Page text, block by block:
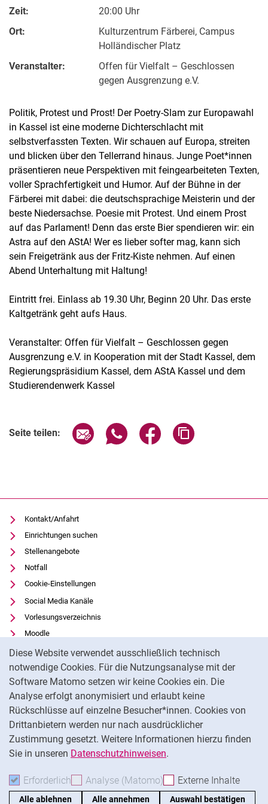
Diese Website verwendet ausschließlich technisch
notwendige Cookies. Für die Nutzungsanalyse mit der
Software Matomo setzen wir keine Cookies ein. Die
Analyse erfolgt anonymisiert und erlaubt keine
Rückschlüsse auf einzelne Besucher*innen. Cookies von
Drittanbietern werden nur nach ausdrücklicher
Zustimmung gesetzt. Weitere Informationen hierzu finden
Sie in unseren Datenschutzhinweisen.
Erforderlich Erforderliche Cookies akzeptieren
Analyse (Matomo) Analyse-Cookies
Externe Inhalte
Alle ablehnen Alle annehmen Auswahl bestätigen
Zeit:
20:00 Uhr
Ort:
Kulturzentrum Färberei, Campus
Holländischer Platz
Veranstalter:
Offen für Vielfalt – Geschlossen
gegen Ausgrenzung e.V.
Politik, Protest und Prost! Der Poetry-Slam zur Europawahl
in Kassel ist eine moderne Dichterschlacht mit
selbstverfassten Texten. Wir schauen auf Europa, streiten
und blicken über den Tellerrand hinaus. Junge Poet*innen
präsentieren neue Perspektiven mit feingearbeiteten Texten,
voller Sprachfertigkeit und Humor. Auf der Bühne in der
Färberei mit dabei: die deutschsprachige Meisterin und der
beste Niedersachse. Poesie mit Protest. Und einem Prost
auf das Parlament! Denn das erste Bier spendieren wir: ein
Astra auf den AStA! Wer es lieber softer mag, kann sich
sein Freigetränk aus der Fritz-Kiste nehmen. Auf einen
Abend Unterhaltung mit Haltung!
Eintritt frei. Einlass ab 19.30 Uhr, Beginn 20 Uhr. Das erste
Kaltgetränk geht aufs Haus.
Veranstalter: Offen für Vielfalt – Geschlossen gegen
Ausgrenzung e.V. in Kooperation mit der Stadt Kassel, dem
Regierungspräsidium Kassel, dem AStA Kassel und dem
Studierendenwerk Kassel
Seite teilen: Seite über E-Mail teilen
Seite über WhatsApp teilen
Seite über Facebook
Kontakt/Anfahrt
Einrichtungen suchen
Stellenangebote
Notfall
Cookie-Einstellungen
Social Media Kanäle
Vorlesungsverzeichnis
Moodle
Panopto
Universitätsbibliothek
Datenschutz
Barrierefreiheit
Transparenter KI-Einsatz